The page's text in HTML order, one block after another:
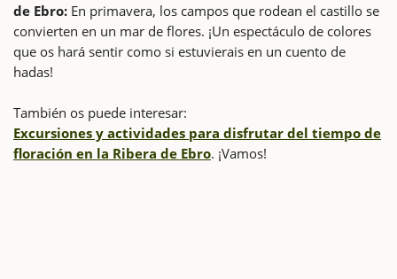
de Ebro: En primavera, los campos que rodean el castillo se
convierten en un mar de flores. ¡Un espectáculo de colores
que os hará sentir como si estuvierais en un cuento de
hadas!
También os puede interesar:
Excursiones y actividades para disfrutar del tiempo de
floración en la Ribera de Ebro. ¡Vamos!